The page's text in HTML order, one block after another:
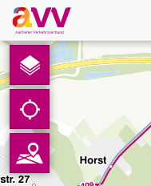
Nederlands
Downloads
Contact